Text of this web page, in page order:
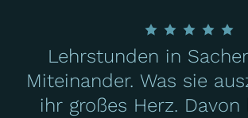
Lehrstunden in
Miteinander. Was sie
ihr großes Herz.